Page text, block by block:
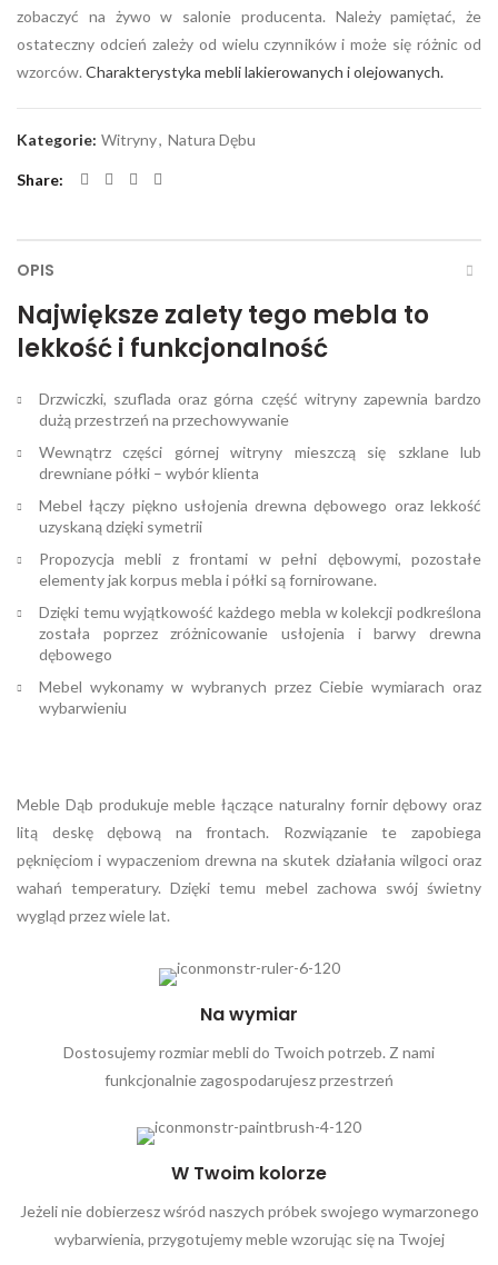
zobaczyć na żywo w salonie producenta. Należy pamiętać, że
ostateczny odcień zależy od wielu czynników i może się różnic od
wzorców. Charakterystyka mebli lakierowanych i olejowanych.
Kategorie: Witryny, Natura Dębu
Share
OPIS
Największe zalety tego mebla to
lekkość i funkcjonalność
Drzwiczki, szuflada oraz górna część witryny zapewnia bardzo
dużą przestrzeń na przechowywanie
Wewnątrz części górnej witryny mieszczą się szklane lub
drewniane półki – wybór klienta
Mebel łączy piękno usłojenia drewna dębowego oraz lekkość
uzyskaną dzięki symetrii
Propozycja mebli z frontami w pełni dębowymi, pozostałe
elementy jak korpus mebla i półki są fornirowane.
Dzięki temu wyjątkowość każdego mebla w kolekcji podkreślona
została poprzez zróżnicowanie usłojenia i barwy drewna
dębowego
Mebel wykonamy w wybranych przez Ciebie wymiarach oraz
wybarwieniu
Meble Dąb produkuje meble łączące naturalny fornir dębowy oraz
litą deskę dębową na frontach. Rozwiązanie te zapobiega
pęknięciom i wypaczeniom drewna na skutek działania wilgoci oraz
wahań temperatury. Dzięki temu mebel zachowa swój świetny
wygląd przez wiele lat.
Na wymiar
Dostosujemy rozmiar mebli do Twoich potrzeb. Z nami
funkcjonalnie zagospodarujesz przestrzeń
W Twoim kolorze
Jeżeli nie dobierzesz wśród naszych próbek swojego wymarzonego
wybarwienia, przygotujemy meble wzorując się na Twojej